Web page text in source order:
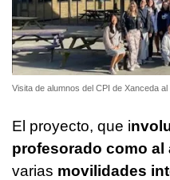
Visita de alumnos del CPI de Xanceda
El proyecto, que i
profesorado como al
varias movilidades